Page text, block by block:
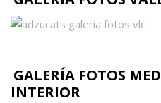
GALERÍA FOTOS
INTERIOR